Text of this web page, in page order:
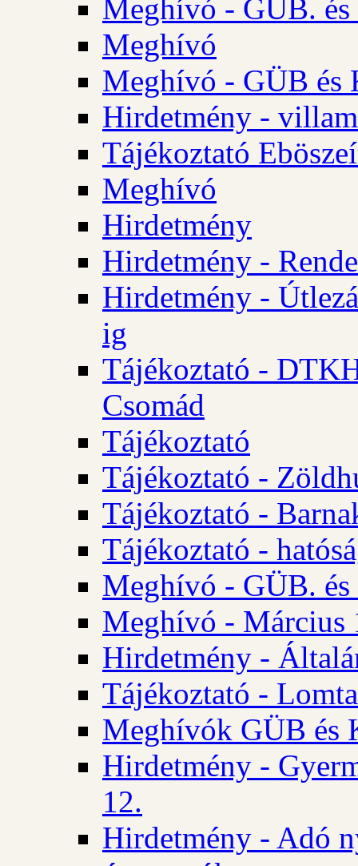
Meghívó - GÜB.
Meghívó
Meghívó - GÜB és
Hirdetmény -
Tájékoztató
Meghívó
Hirdetmény
Hirdetmény -
Hirdetmény -
ig
Tájékoztató -
Csomád
Tájékoztató
Tájékoztató -
Tájékoztató -
Tájékoztató -
Meghívó - GÜB.
Meghívó - Március
Hirdetmény -
Tájékoztató -
Meghívók GÜB és
Hirdetmény -
12.
Hirdetmény - Adó